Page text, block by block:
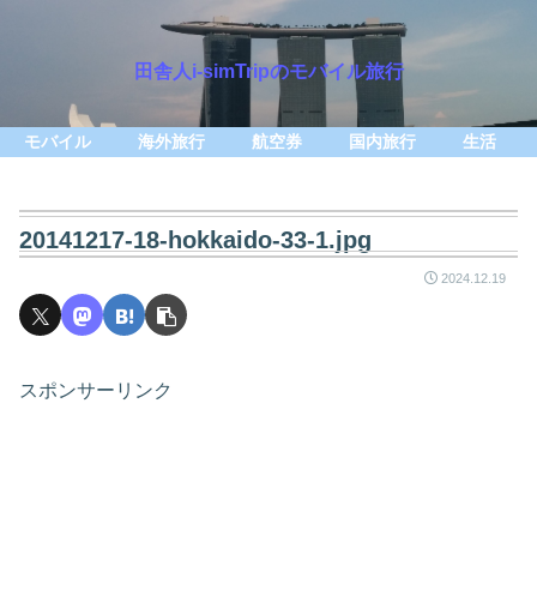
田舎人i-simTripのモバイル旅行
モバイル 海外旅行 航空券 国内旅行 生活
20141217-18-hokkaido-33-1.jpg
2024.12.19
スポンサーリンク